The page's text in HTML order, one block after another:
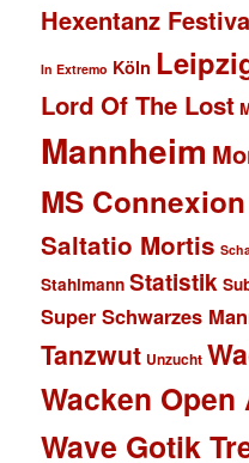
Hexentanz
In Extremo Köln
Lord Of The Lost
Mannheim
MS Connexion
Saltatio Mortis
Stahlmann Statistik
Super Schwarzes
Tanzwut Unzucht
Wacken Open
Wave Gotik